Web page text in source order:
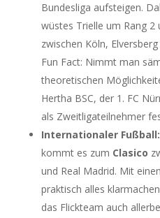
Bundesliga aufsteigen.
wüstes Trielle um Rang 2
zwischen Köln,
Fun Fact: Nimmt man
theoretischen
Hertha BSC, der 1. FC
als Zweitligateilnehmer
Internationaler Fußball:
kommt es zum Clasico
und Real Madrid. Mit
praktisch alles
das Flickteam auch